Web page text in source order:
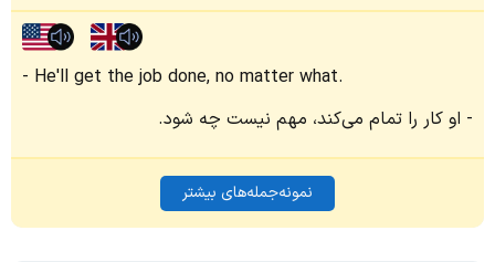
He'll get the job done, no matter what.
او کار را تمام می‌کند، مهم نیست چه شود.
نمونه‌جمله‌های بیشتر